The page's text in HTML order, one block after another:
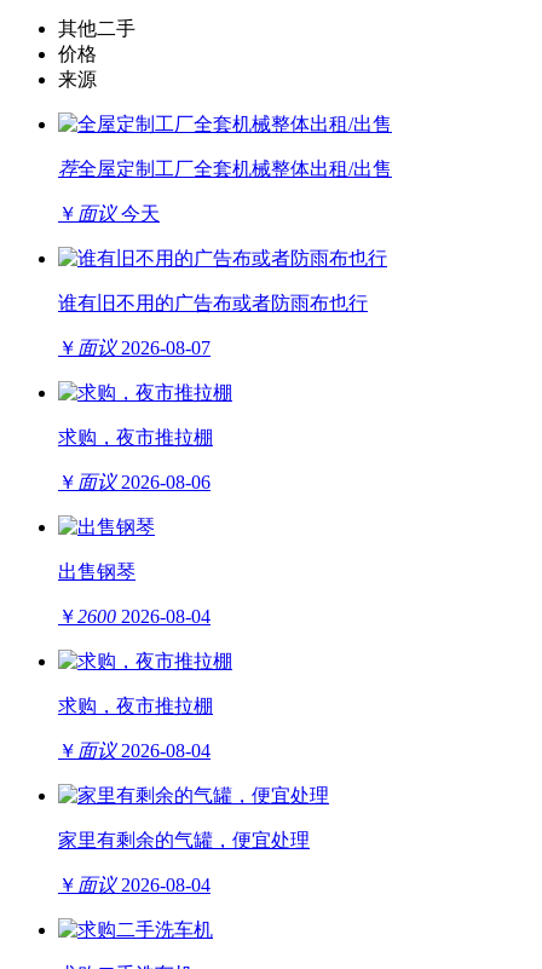
其他二手
价格
来源
荐全屋定制工厂全套机械整体出租/出售
￥ 面议 今天
谁有旧不用的广告布或者防雨布也行
￥ 面议 2026-08-07
求购，夜市推拉棚
￥ 面议 2026-08-06
出售钢琴
￥2600 2026-08-04
求购，夜市推拉棚
￥ 面议 2026-08-04
家里有剩余的气罐，便宜处理
￥ 面议 2026-08-04